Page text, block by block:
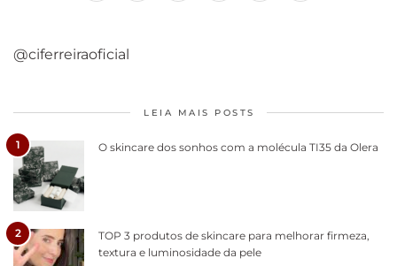
@ciferreiraoficial
LEIA MAIS POSTS
1 O skincare dos sonhos com a molécula TI35 da Olera
2
TOP 3 produtos de skincare para melhorar firmeza,
textura e luminosidade da pele